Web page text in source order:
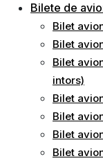
Bilete de
Bilet
Bilet
Bilet
intors)
Bilet
Bilet
Bilet
Bilet